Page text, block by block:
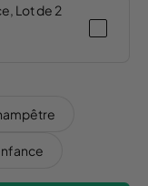
Lot de 2